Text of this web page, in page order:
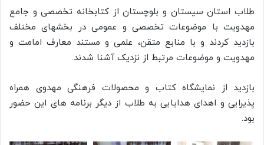
طلاب استان سیستان و بلوچستان از کتابخانه تخصصی و جامع
مهدویت با موضوعات تخصصی و عمومی در بخشهای مختلف
بازدید کردند و با منابع متقن، علمی و مستند معارف امامت و
مهدویت و موضوعات مرتبط از نزدیک آشنا شدند.
بازدید از نمایشگاه کتاب و محصولات فرهنگی مهدوی همراه
پذیرایی و اهدای هدایایی به طلاب از دیگر برنامه های این حضور
بود.